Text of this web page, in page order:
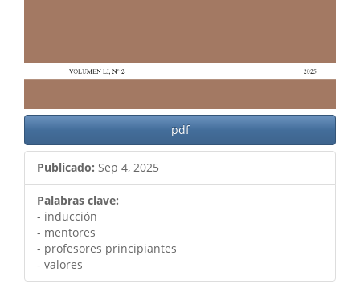
pdf
Publicado: Sep 4, 2025
Palabras clave:
- inducción
- mentores
- profesores principiantes
- valores